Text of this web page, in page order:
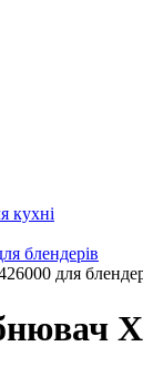
кухні
блендерів
для